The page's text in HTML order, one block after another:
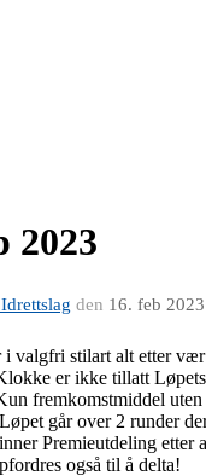
2023
den 16. feb 2023
valgfri stilart alt etter
er ikke tillatt
fremkomstmiddel
går over 2 runder
Premieutdeling etter
også til å delta!